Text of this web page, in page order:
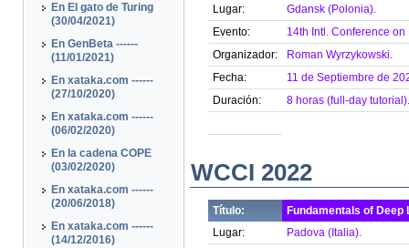
En El gato de Turing
(30/04/2021)
En GenBeta ------
(11/01/2021)
En xataka.com ------
(27/10/2020)
En xataka.com ------
(06/02/2020)
En la cadena COPE
(03/02/2020)
En xataka.com ------
(20/06/2018)
En xataka.com ------
(14/12/2016)
Lugar:
Gdansk (Polonia).
Evento:
14th Intl. Conference
Organizador:
Roman Wyrzykowski.
Fecha:
11 de Septiembre de
Duración:
8 horas (full-day tutorial).
WCCI 2022
Título:
Fundamentals of Deep
Lugar:
Padova (Italia).